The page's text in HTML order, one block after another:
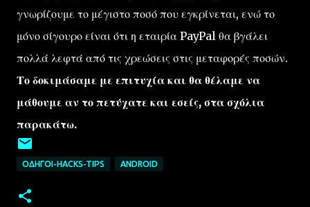
γνωρίζουμε το μέγιστο ποσό που εγκρίνεται, ενώ το
μόνο σίγουρο είναι ότι η εταιρία PayPal θα βγάλει
πολλά λεφτά από τις χρεώσεις στις μεταφορές ποσών.
Το δοκιμάσαμε με επιτυχία και θα θέλαμε να
μάθουμε αν το πετύχατε και εσείς, στα σχόλια
παρακάτω.
ΟΔΗΓΟΊ-HACKS-TIPS ANDROID